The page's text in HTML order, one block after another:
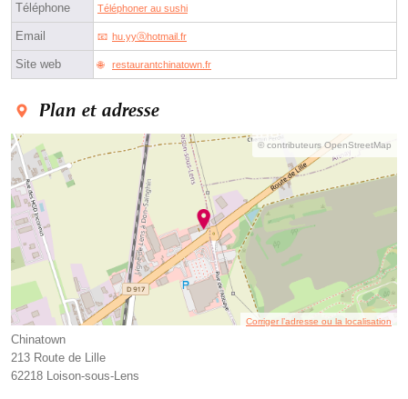
Téléphone Téléphoner au sushi
Email hu.yyⓐhotmail.fr
Site web restaurantchinatown.fr
Plan et adresse
© contributeurs OpenStreetMap
Corriger l’adresse ou la localisation
Chinatown
213 Route de Lille
62218 Loison-sous-Lens